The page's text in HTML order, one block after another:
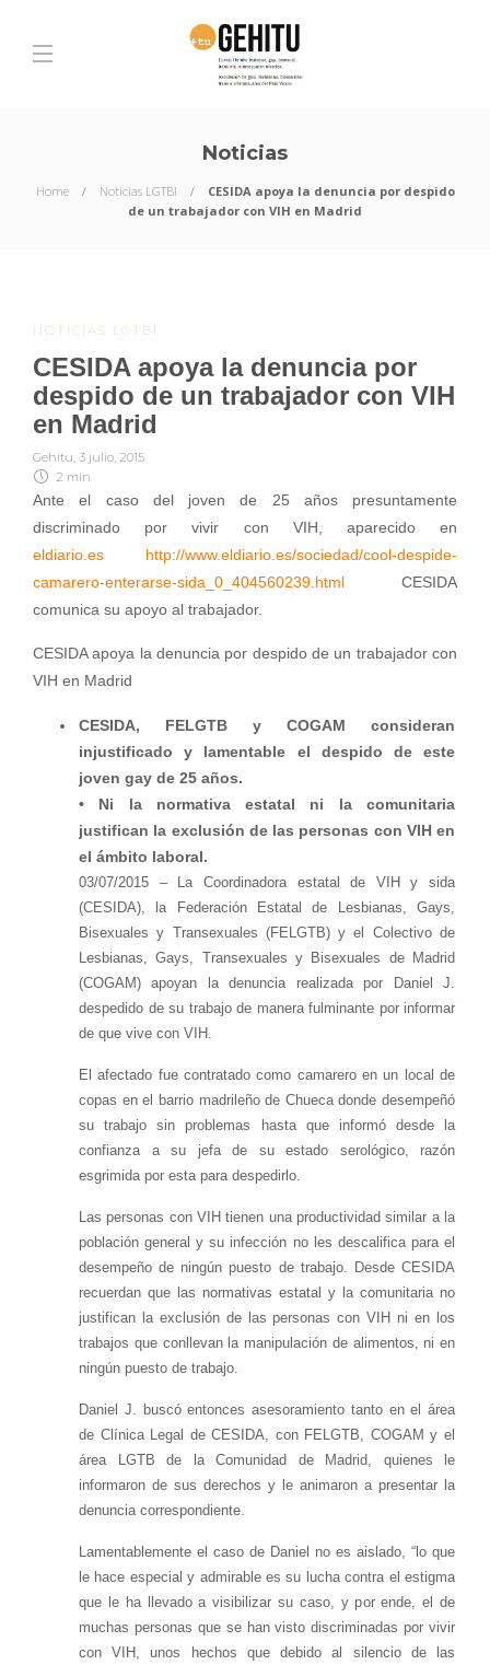
Noticias
Home Noticias LGTBI
CESIDA apoya la denuncia por despido
de un trabajador con VIH en Madrid
NOTICIAS LGTBI
CESIDA apoya la denuncia por
despido de un trabajador con VIH
en Madrid
Gehitu, 3 julio, 2015
2 min
Ante el caso del joven de 25 años presuntamente
discriminado por vivir con VIH, aparecido en
eldiario.es
http://www.eldiario.es/sociedad/cool-despide-
camarero-enterarse-sida_0_404560239.html CESIDA
comunica su apoyo al trabajador.
CESIDA apoya la denuncia por despido de un trabajador con
VIH en Madrid
CESIDA, FELGTB y COGAM consideran
injustificado y lamentable el despido de este
joven gay de 25 años.
• Ni la normativa estatal ni la comunitaria
justifican la exclusión de las personas con VIH en
el ámbito laboral.
03/07/2015 – La Coordinadora estatal de VIH y sida
(CESIDA), la Federación Estatal de Lesbianas, Gays,
Bisexuales y Transexuales (FELGTB) y el Colectivo de
Lesbianas, Gays, Transexuales y Bisexuales de Madrid
(COGAM) apoyan la denuncia realizada por Daniel J.
despedido de su trabajo de manera fulminante por informar
de que vive con VIH.
El afectado fue contratado como camarero en un local de
copas en el barrio madrileño de Chueca donde desempeñó
su trabajo sin problemas hasta que informó desde la
confianza a su jefa de su estado serológico, razón
esgrimida por esta para despedirlo.
Las personas con VIH tienen una productividad similar a la
población general y su infección no les descalifica para el
desempeño de ningún puesto de trabajo. Desde CESIDA
recuerdan que las normativas estatal y la comunitaria no
justifican la exclusión de las personas con VIH ni en los
trabajos que conllevan la manipulación de alimentos, ni en
ningún puesto de trabajo.
Daniel J. buscó entonces asesoramiento tanto en el área
de Clínica Legal de CESIDA, con FELGTB, COGAM y el
área LGTB de la Comunidad de Madrid, quienes le
informaron de sus derechos y le animaron a presentar la
denuncia correspondiente.
Lamentablemente el caso de Daniel no es aislado, “lo que
le hace especial y admirable es su lucha contra el estigma
que le ha llevado a visibilizar su caso, y por ende, el de
muchas personas que se han visto discriminadas por vivir
con VIH, unos hechos que debido al silencio de las